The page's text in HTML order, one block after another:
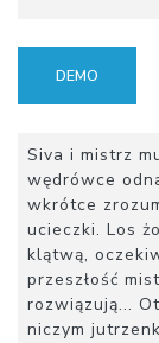
DEMO
Siva i mistrz
wędrówce
wkrótce
ucieczki. Los
klątwą,
przeszłość
rozwiązują...
niczym